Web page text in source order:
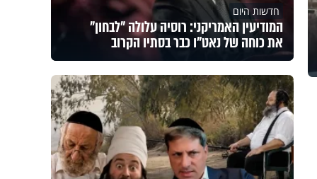
חדשות היום
המודיעין האמריקני: רוסיה עלולה "לבחון"
את כוחה של נאט"ו כבר בסתיו הקרוב